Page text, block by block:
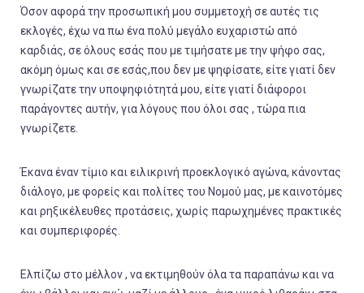
Όσον αφορά την προσωπική μου συμμετοχή σε αυτές τις
εκλογές, έχω να πω ένα πολύ μεγάλο ευχαριστώ από
καρδιάς, σε όλους εσάς που με τιμήσατε με την ψήφο σας,
ακόμη όμως και σε εσάς,που δεν με ψηφίσατε, είτε γιατί δεν
γνωρίζατε την υποψηφιότητά μου, είτε γιατί διάφοροι
παράγοντες αυτήν, για λόγους που όλοι σας , τώρα πια
γνωρίζετε.
Έκανα έναν τίμιο και ειλικρινή προεκλογικό αγώνα, κάνοντας
διάλογο, με φορείς και πολίτες του Νομού μας, με καινοτόμες
και ρηξικέλευθες προτάσεις, χωρίς παρωχημένες πρακτικές
και συμπεριφορές.
Ελπίζω στο μέλλον , να εκτιμηθούν όλα τα παραπάνω και να